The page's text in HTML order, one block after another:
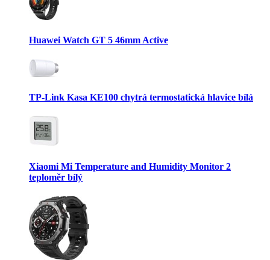
Huawei Watch GT 5 46mm Active
TP-Link Kasa KE100 chytrá termostatická hlavice bílá
Xiaomi Mi Temperature and Humidity Monitor 2
teploměr bílý